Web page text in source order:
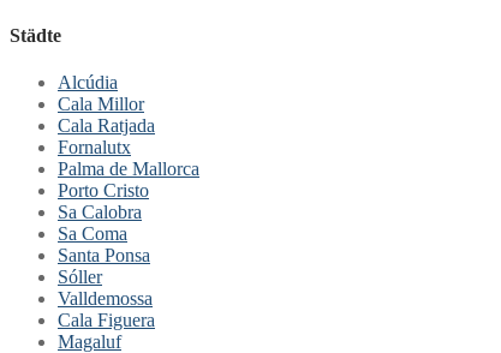
Städte
Alcúdia
Cala Millor
Cala Ratjada
Fornalutx
Palma de Mallorca
Porto Cristo
Sa Calobra
Sa Coma
Santa Ponsa
Sóller
Valldemossa
Cala Figuera
Magaluf